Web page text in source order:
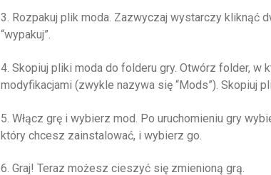
3. Rozpakuj plik moda. Zazwyczaj wystarczy kliknąć
“wypakuj”.
4. Skopiuj pliki moda do folderu gry. Otwórz folder, w
modyfikacjami (zwykle nazywa się “Mods”). Skopiuj
5. Włącz grę i wybierz mod. Po uruchomieniu gry
który chcesz zainstalować, i wybierz go.
6. Graj! Teraz możesz cieszyć się zmienioną grą.